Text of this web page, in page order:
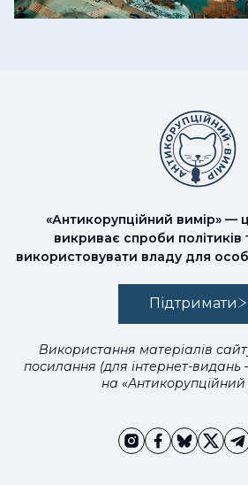
«Антикорупційний вимір» —
викриває спроби політиків
використовувати владу для
Підтримати
Використання матеріалів
посилання (для інтернет-
на «Антикорупційний